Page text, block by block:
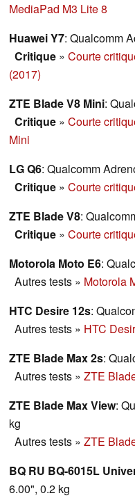
MediaPad M3 Lite 8
Huawei Y7: Qualcomm
Critique » Courte
(2017)
ZTE Blade V8 Mini:
Critique » Courte
Mini
LG Q6: Qualcomm
Critique » Courte
ZTE Blade V8:
Critique » Courte
Motorola Moto E6:
Autres tests » Motorola
HTC Desire 12s:
Autres tests » HTC
ZTE Blade Max 2s:
Autres tests » ZTE
ZTE Blade Max View:
kg
Autres tests » ZTE
BQ RU BQ-6015L
6.00", 0.2 kg